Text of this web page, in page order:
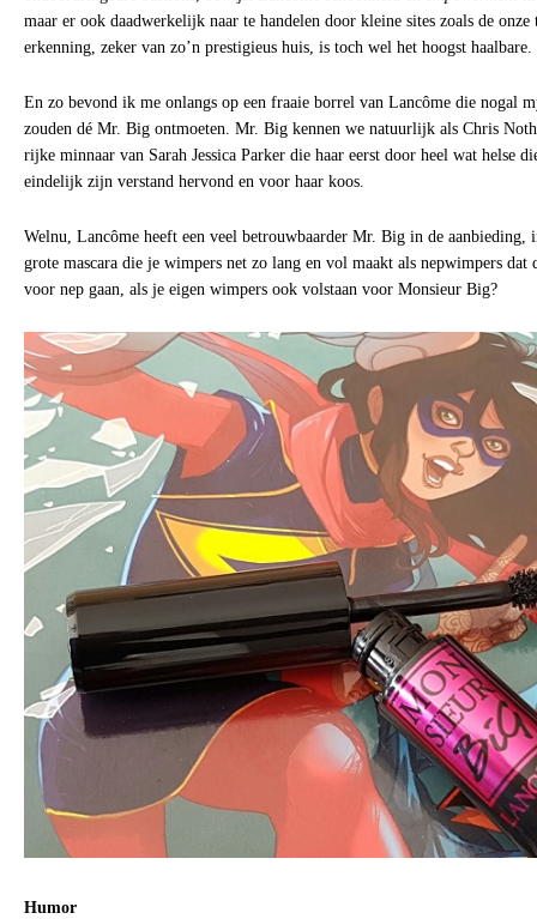
maar er ook daadwerkelijk naar te handelen door kleine sites zoals de onze
erkenning, zeker van zo’n prestigieus huis, is toch wel het hoogst haalbare.
En zo bevond ik me onlangs op een fraaie borrel van Lancôme die nogal
zouden dé Mr. Big ontmoeten. Mr. Big kennen we natuurlijk als Chris
rijke minnaar van Sarah Jessica Parker die haar eerst door heel wat helse
eindelijk zijn verstand hervond en voor haar koos.
Welnu, Lancôme heeft een veel betrouwbaarder Mr. Big in de aanbieding,
grote mascara die je wimpers net zo lang en vol maakt als nepwimpers dat
voor nep gaan, als je eigen wimpers ook volstaan voor Monsieur Big?
Humor